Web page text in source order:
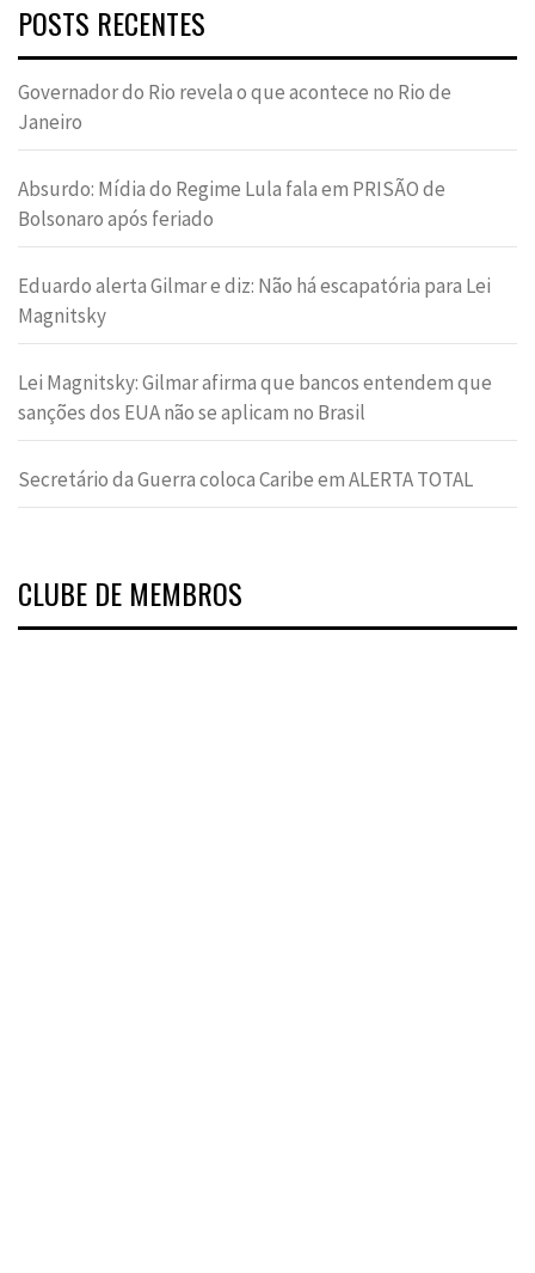
POSTS RECENTES
Governador do Rio revela o que acontece no Rio de
Janeiro
Absurdo: Mídia do Regime Lula fala em PRISÃO de
Bolsonaro após feriado
Eduardo alerta Gilmar e diz: Não há escapatória para Lei
Magnitsky
Lei Magnitsky: Gilmar afirma que bancos entendem que
sanções dos EUA não se aplicam no Brasil
Secretário da Guerra coloca Caribe em ALERTA TOTAL
CLUBE DE MEMBROS